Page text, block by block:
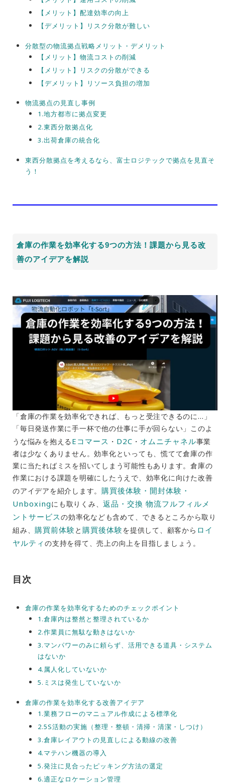
【メリット】配達効率の向上
【デメリット】リスク分散が難しい
分散型の物流拠点戦略メリット・デメリット
【メリット】物流コストの削減
【メリット】リスクの分散ができる
【デメリット】リソース負担の増加
物流拠点の見直し事例
1.地方都市に拠点変更
2.東西分散拠点化
3.出荷倉庫の統合化
東西分散拠点を考えるなら、富士ロジテックで拠点を見直そ
う！
倉庫の作業を効率化する9つの方法！課題から見る改
善のアイデアを解説
「倉庫の作業を効率化できれば、もっと受注できるのに…」
「毎日発送作業に手一杯で他の仕事に手が回らない」このよ
うな悩みを抱える Eコマース ・ D2C ・ オムニチャネル事業
者は少なくありません。効率化といっても、慌てて倉庫の作
業に当たればミスを招いてしまう可能性もあります。倉庫の
作業における課題を明確にしたうえで、効率化に向けた改善
のアイデアを紹介します。 購買後体験・開封体験・
Unboxingにも取りくみ、返品・交換 物流フルフィルメ
ントサービスの効率化なども含めて、できるところから取り
組み、購買前体験 と 購買後体験を提供して、顧客から ロイ
ヤルティ の支持を得て、売上の向上を目指しましょう。
目次
倉庫の作業を効率化するためのチェックポイント
1.倉庫内は整然と整理されているか
2.作業員に無駄な動きはないか
3.マンパワーのみに頼らず、活用できる道具・システム
はないか
4.属人化していないか
5.ミスは発生していないか
倉庫の作業を効率化する改善アイデア
1.業務フローのマニュアル作成による標準化
2.5S活動の実施（整理・整頓・清掃・清潔・しつけ）
3.倉庫レイアウトの見直しによる動線の改善
4.マテハン機器の導入
5.発注に見合ったピッキング方法の選定
6.適正なロケーション管理